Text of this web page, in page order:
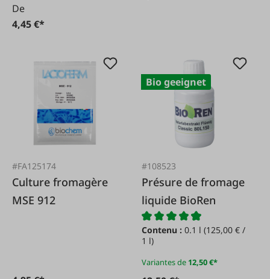
De
4,45 €*
#FA125174
Culture fromagère
MSE 912
Bio geeignet
#108523
Présure de fromage
liquide BioRen
Contenu :0.1 l(125,00 € /
1 l)
Variantes de 12,50 €*